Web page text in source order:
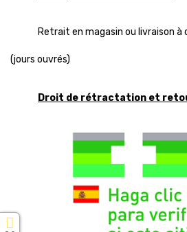
Retrait en magasin ou livraison
(jours ouvrés)
Droit de rétractation et